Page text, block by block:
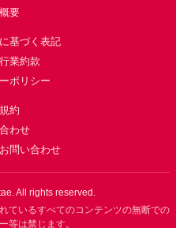
要
基づく表記
業約款
ポリシー
約
わせ
問い合わせ
All rights reserved.
いるすべてのコンテンツの無断での
等は禁じます。